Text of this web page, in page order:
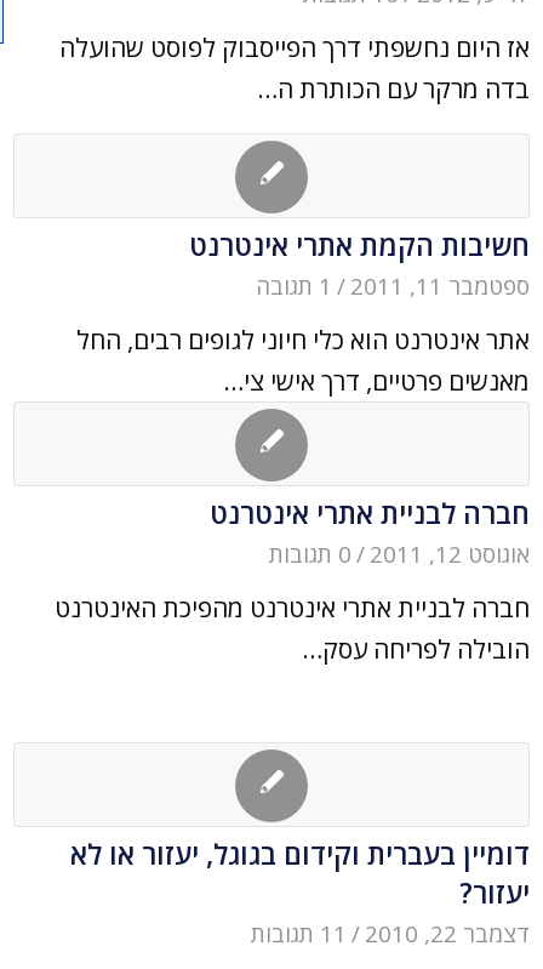
אז היום נחשפתי דרך הפייסבוק לפוסט שהועלה
בדה מרקר עם הכותרת ה…
חשיבות הקמת אתרי אינטרנט
ספטמבר 11, 2011 / 1 תגובה
אתר אינטרנט הוא כלי חיוני לגופים רבים, החל
מאנשים פרטיים, דרך אישי צי…
חברה לבניית אתרי אינטרנט
אוגוסט 12, 2011 /0 תגובות
חברה לבניית אתרי אינטרנט מהפיכת האינטרנט
הובילה לפריחה עסק…
דומיין בעברית וקידום בגוגל, יעזור או לא
יעזור?
דצמבר 22, 2010 / 11 תגובות